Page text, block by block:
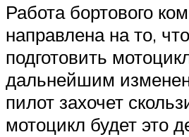
Работа бортового
направлена на то,
подготовить
дальнейшим
пилот захочет
мотоцикл будет это